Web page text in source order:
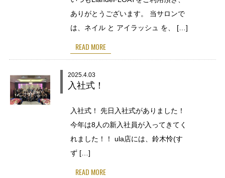
ありがとうございます。 当サロンで
は、ネイル と アイラッシュ を、 […]
READ MORE
2025.4.03
入社式！
入社式！ 先日入社式がありました！
今年は8人の新入社員が入ってきてく
れました！！ ula店には、鈴木怜(す
ず […]
READ MORE